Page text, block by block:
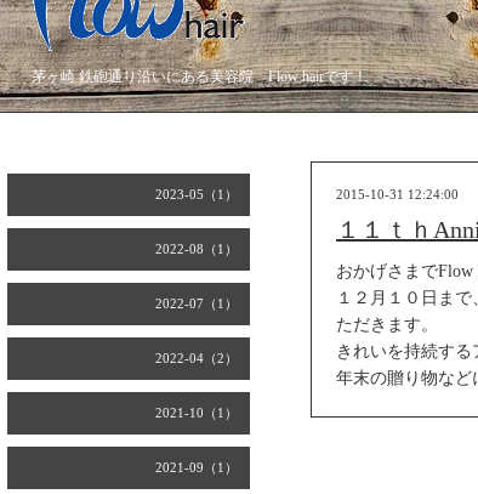
茅ヶ崎 鉄砲通り沿いにある美容院 Flow hairです！
2023-05（1）
2022-08（1）
2022-07（1）
2022-04（2）
2021-10（1）
2021-09（1）
2015-10-31 12:24:00
１１ｔｈ
おかげさまでFlow
１２月１０日ま
ただきます。
きれいを持続する
年末の贈り物など